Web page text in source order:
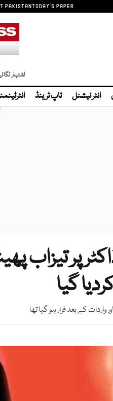
PAKISTANTODAY'S PAPER
اشتہار
انٹر نیشنل ٹاپ ٹرینڈ
پر تیزاب
گیا
کے بعد فرار ہو گیا تھا